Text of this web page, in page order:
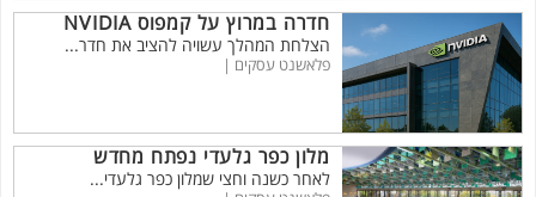
חדרה במרוץ על קמפוס NVIDIA
הצלחת המהלך עשויה להציב את חדר...
פלאשנט עסקים |
מלון כפר גלעדי נפתח מחדש
לאחר כשנה וחצי שמלון כפר גלעדי...